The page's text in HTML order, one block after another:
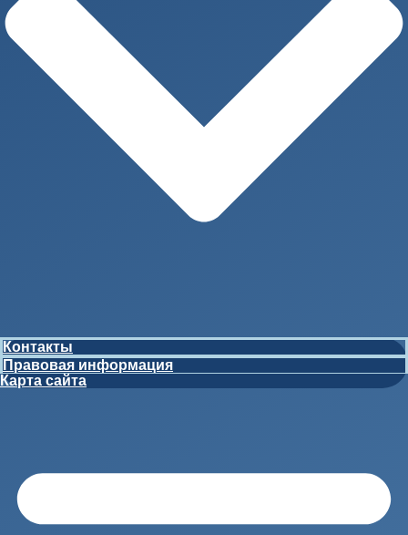
Контакты
Правовая информация
Карта сайта